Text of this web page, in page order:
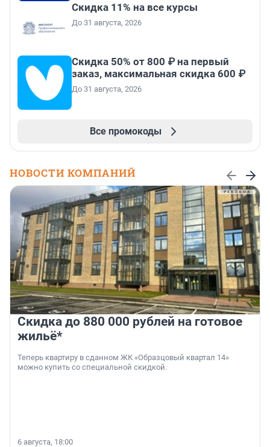
Скидка 11% на все курсы
До 31 августа, 2026
Скидка 50% от 800 ₽ на первый
заказ, максимальная скидка 600 ₽
До 31 августа, 2026
Все промокоды
НОВОСТИ КОМПАНИЙ
Скидка до 880 000 рублей на готовое
жильё*
Теперь квартиру в сданном ЖК «Образцовый квартал 14»
можно купить со специальной скидкой.
6 августа, 18:00